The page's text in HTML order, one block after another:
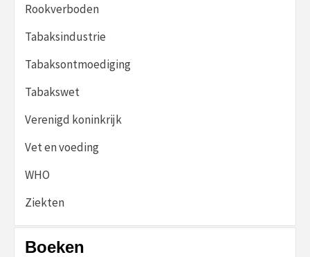
Rookverboden
Tabaksindustrie
Tabaksontmoediging
Tabakswet
Verenigd koninkrijk
Vet en voeding
WHO
Ziekten
Boeken